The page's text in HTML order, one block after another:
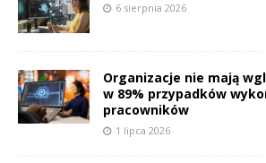
6 sierpnia 2026
Organizacje nie mają
w 89% przypadków
pracowników
1 lipca 2026